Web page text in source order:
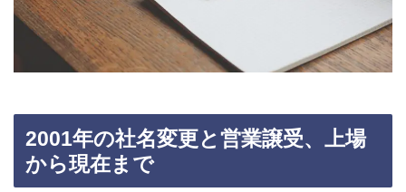
2001年の社名変更と営業譲受、上場
から現在まで